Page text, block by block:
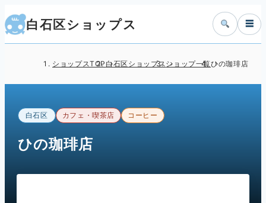
白石区ショップス ☰
ショップスTOP 白石区ショップスショップ一覧ひの珈琲店
白石区 カフェ・喫茶店 コーヒー
ひの珈琲店